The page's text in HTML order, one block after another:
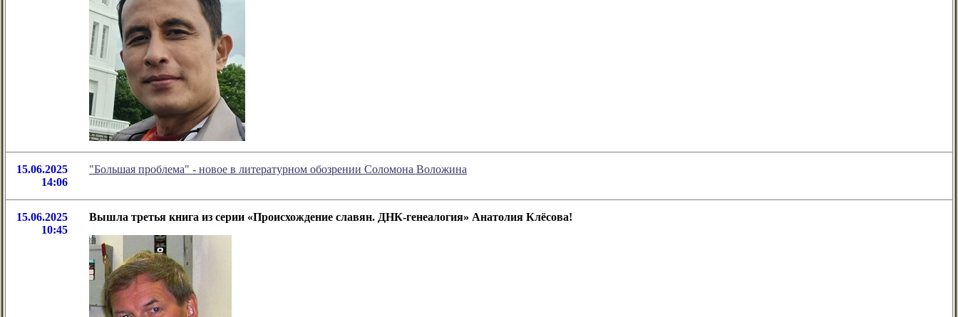
15.06.2025
14:06
"Большая проблема" - новое в литературном обозрении Соломона Воложина
15.06.2025
10:45
Вышла третья книга из серии «Происхождение славян. ДНК-генеалогия» Анатолия Клёсова!